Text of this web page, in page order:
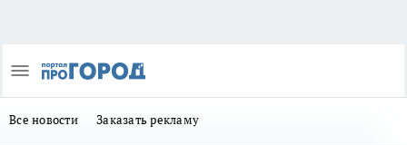
Все новости Заказать рекламу